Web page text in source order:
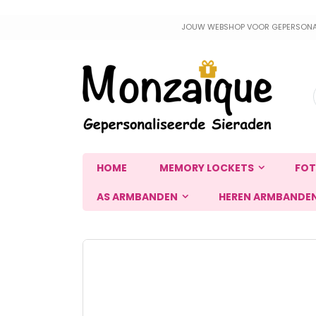
inhoud
JOUW WEBSHOP VOOR
HOME MEMORY LOCKETS
AS ARMBANDEN HEREN
Ga